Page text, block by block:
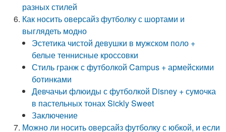
разных стилей
Как носить оверсайз футболку с шортами и
выглядеть модно
Эстетика чистой девушки в мужском поло +
белые теннисные кроссовки
Стиль гранж с футболкой Campus + армейскими
ботинками
Девчачьи флюиды с футболкой Disney + сумочка
в пастельных тонах Sickly Sweet
Заключение
Можно ли носить оверсайз футболку с юбкой, и если